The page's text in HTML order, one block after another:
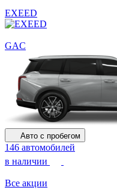
EXEED
GAC
Авто с пробегом
146 автомобилей
в наличии
Все акции